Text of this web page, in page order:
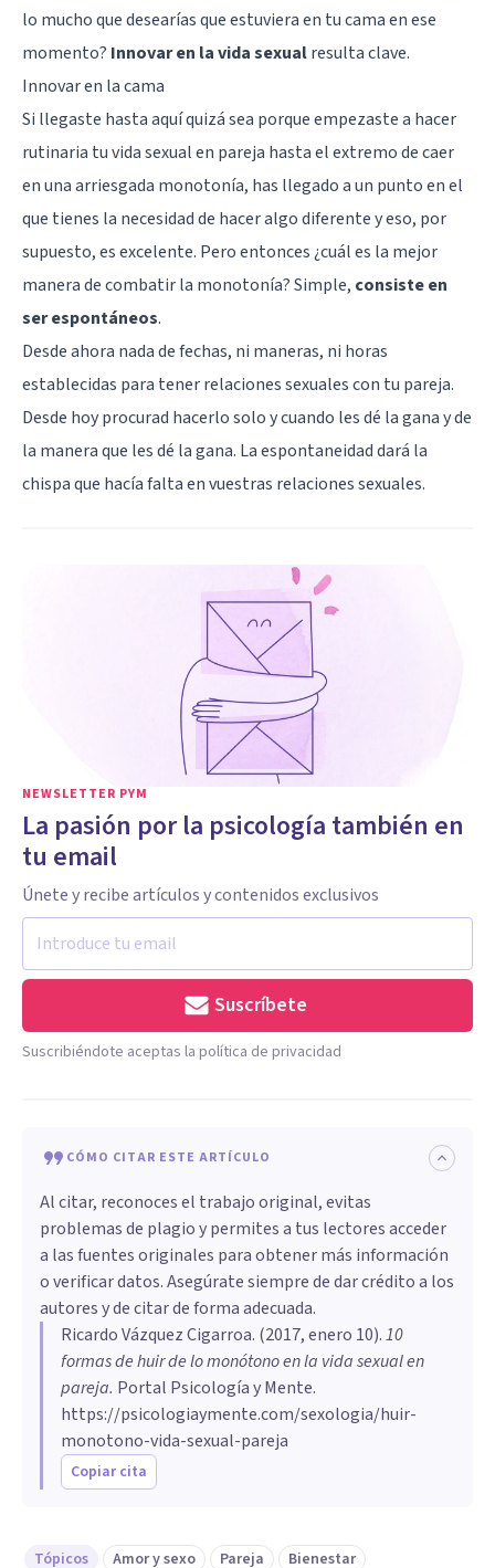
lo mucho que desearías que estuviera en tu cama en ese
momento? Innovar en la vida sexualresulta clave.
Innovar en la cama
Si llegaste hasta aquí quizá sea porque empezaste a hacer
rutinaria tu vida sexual en pareja hasta el extremo de caer
en una arriesgada monotonía, has llegado a un punto en el
que tienes la necesidad de hacer algo diferente y eso, por
supuesto, es excelente. Pero entonces ¿cuál es la mejor
manera de combatir la monotonía? Simple, consiste en
ser espontáneos.
Desde ahora nada de fechas, ni maneras, ni horas
establecidas para tener relaciones sexuales con tu pareja.
Desde hoy procurad hacerlo solo y cuando les dé la gana y de
la manera que les dé la gana. La espontaneidad dará la
chispa que hacía falta en vuestras relaciones sexuales.
NEWSLETTER PYM
La pasión por la psicología también en
tu email
Únete y recibe artículos y contenidos exclusivos
Suscríbete
Suscribiéndote aceptas la política de privacidad
CÓMO CITAR ESTE ARTÍCULO
Al citar, reconoces el trabajo original, evitas
problemas de plagio y permites a tus lectores acceder
a las fuentes originales para obtener más información
o verificar datos. Asegúrate siempre de dar crédito a los
autores y de citar de forma adecuada.
Ricardo Vázquez Cigarroa. (2017, enero 10).10
formas de huir de lo monótono en la vida sexual en
pareja. Portal Psicología y Mente.
https://psicologiaymente.com/sexologia/huir-
monotono-vida-sexual-pareja
Copiar cita
Tópicos Amor y sexo Pareja Bienestar